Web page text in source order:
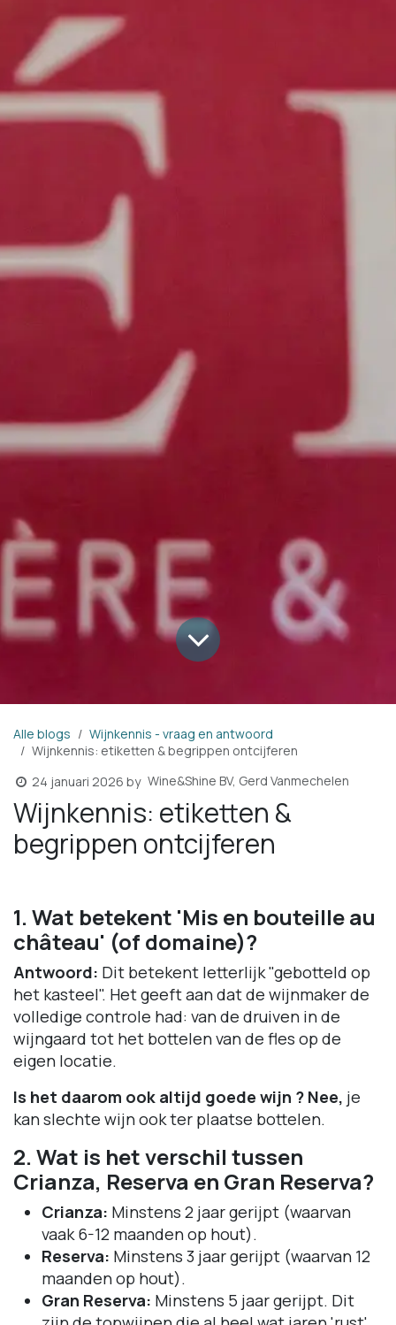
Alle blogs
Wijnkennis - vraag en antwoord
Wijnkennis: etiketten & begrippen ontcijferen
24 januari 2026 by Wine&Shine BV, Gerd Vanmechelen
Wijnkennis: etiketten &
begrippen ontcijferen
1. Wat betekent 'Mis en bouteille au
château' (of domaine)?
Antwoord: Dit betekent letterlijk "gebotteld op
het kasteel". Het geeft aan dat de wijnmaker de
volledige controle had: van de druiven in de
wijngaard tot het bottelen van de fles op de
eigen locatie.
Is het daarom ook altijd goede wijn ? Nee, je
kan slechte wijn ook ter plaatse bottelen.
2. Wat is het verschil tussen
Crianza, Reserva en Gran Reserva?
Crianza: Minstens 2 jaar gerijpt (waarvan
vaak 6-12 maanden op hout).
Reserva: Minstens 3 jaar gerijpt (waarvan 12
maanden op hout).
Gran Reserva: Minstens 5 jaar gerijpt. Dit